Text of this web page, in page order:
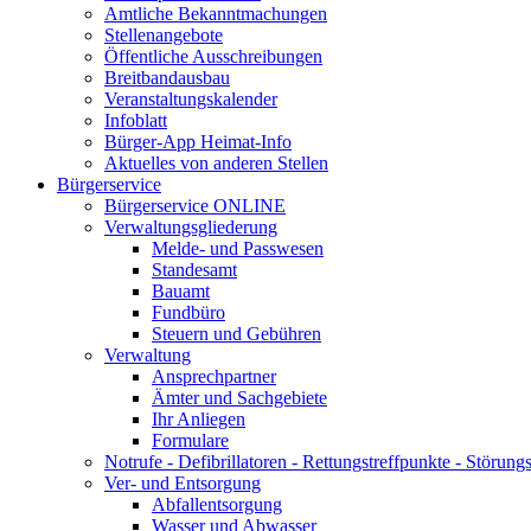
Amtliche Bekanntmachungen
Stellenangebote
Öffentliche Ausschreibungen
Breitbandausbau
Veranstaltungskalender
Infoblatt
Bürger-App Heimat-Info
Aktuelles von anderen Stellen
Bürgerservice
Bürgerservice ONLINE
Verwaltungsgliederung
Melde- und Passwesen
Standesamt
Bauamt
Fundbüro
Steuern und Gebühren
Verwaltung
Ansprechpartner
Ämter und Sachgebiete
Ihr Anliegen
Formulare
Notrufe - Defibrillatoren - Rettungstreffpunkte -
Ver- und Entsorgung
Abfallentsorgung
Wasser und Abwasser